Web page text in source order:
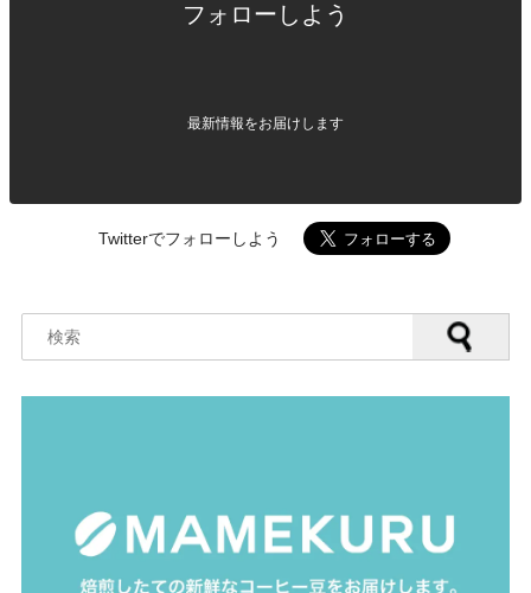
フォローしよう
最新情報をお届けします
Twitterでフォローしよう